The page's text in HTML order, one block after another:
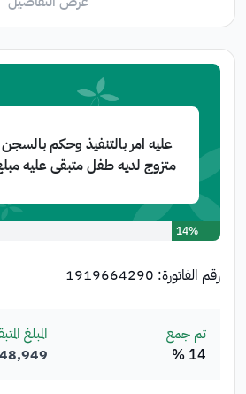
متزوج لديه طفل متبقى عليه مبلغ 148949 ﷼
14%
رقم الفاتورة:1919664290
تم جمع
14 %
المبلغ المتبقي
148,949